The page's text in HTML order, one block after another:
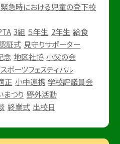
緊急時における児童の登下校
3組 ５年生 2年生 給食
証式 見守りサポーター
念 地区社協 小父の会
ポーツフェスティバル
正 小中連携 学校評議員会
まつり 野外活動
終業式 出校日